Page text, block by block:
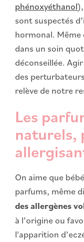
phénoxyéthanol
sont suspectés
hormonal. Même
dans un soin
déconseillée.
des
relève de notre
Les
naturels,
On aime que
parfums, même
des allergènes
à l’origine ou
l'apparition